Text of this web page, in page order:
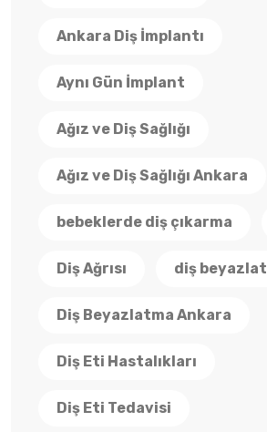
Ankara Diş İmplantı
Aynı Gün İmplant
Ağız ve Diş Sağlığı
Ağız ve Diş Sağlığı Ankara
bebeklerde diş çıkarma
Diş Ağrısı diş
Diş Beyazlatma Ankara
Diş Eti Hastalıkları
Diş Eti Tedavisi